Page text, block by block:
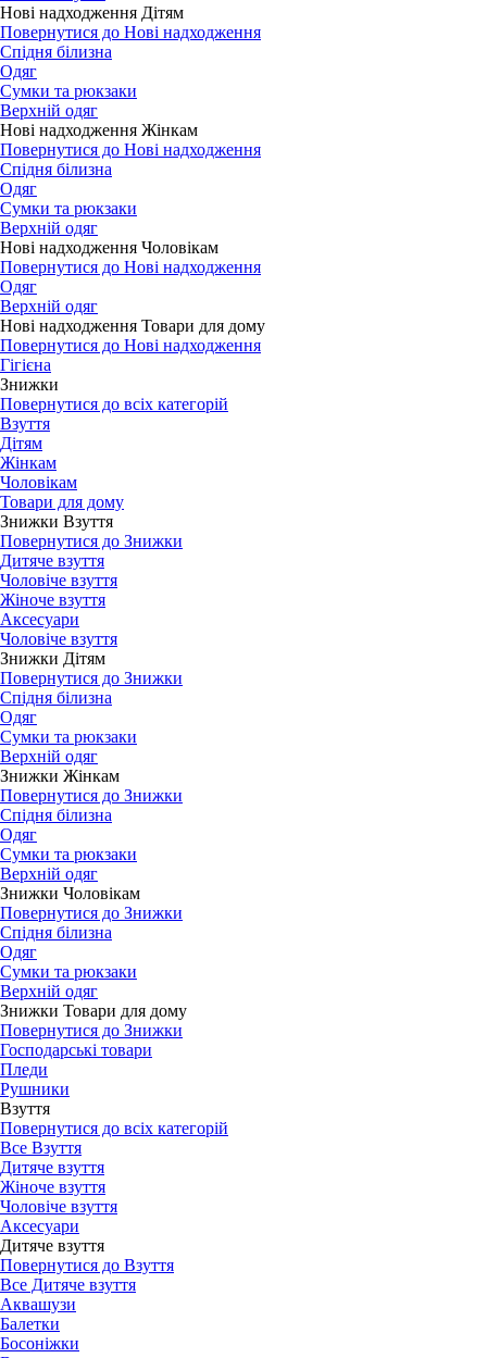
Нові надходження Дітям
Повернутися до Нові надходження
Спідня білизна
Одяг
Сумки та рюкзаки
Верхній одяг
Нові надходження Жінкам
Повернутися до Нові надходження
Спідня білизна
Одяг
Сумки та рюкзаки
Верхній одяг
Нові надходження Чоловікам
Повернутися до Нові надходження
Одяг
Верхній одяг
Нові надходження Товари для дому
Повернутися до Нові надходження
Гігієна
Знижки
Повернутися до всіх категорій
Взуття
Дітям
Жінкам
Чоловікам
Товари для дому
Знижки Взуття
Повернутися до Знижки
Дитяче взуття
Чоловіче взуття
Жіноче взуття
Аксесуари
Чоловіче взуття
Знижки Дітям
Повернутися до Знижки
Спідня білизна
Одяг
Сумки та рюкзаки
Верхній одяг
Знижки Жінкам
Повернутися до Знижки
Спідня білизна
Одяг
Сумки та рюкзаки
Верхній одяг
Знижки Чоловікам
Повернутися до Знижки
Спідня білизна
Одяг
Сумки та рюкзаки
Верхній одяг
Знижки Товари для дому
Повернутися до Знижки
Господарські товари
Пледи
Рушники
Взуття
Повернутися до всіх категорій
Все Взуття
Дитяче взуття
Жіноче взуття
Чоловіче взуття
Аксесуари
Дитяче взуття
Повернутися до Взуття
Все Дитяче взуття
Аквашузи
Балетки
Босоніжки